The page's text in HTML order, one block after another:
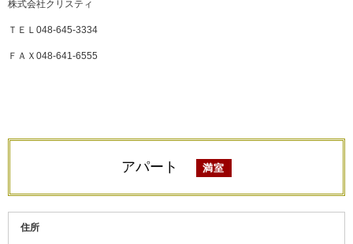
株式会社クリスティ
ＴＥＬ048-645-3334
ＦＡＸ048-641-6555
アパート 満室
住所